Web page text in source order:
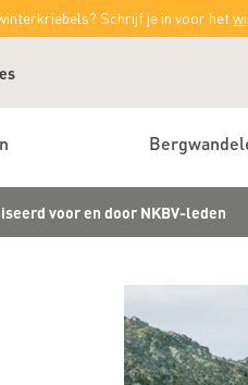
Schrijf je in voor het
voor en door NKBV-leden